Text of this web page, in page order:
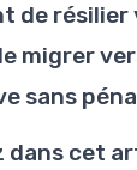
de
migrer
sans
dans cet